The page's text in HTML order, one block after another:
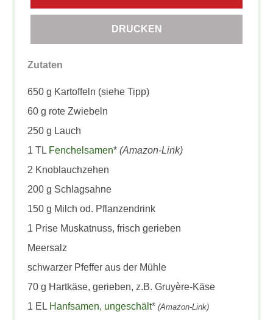
DRUCKEN
Zutaten
650 g Kartoffeln (siehe Tipp)
60 g rote Zwiebeln
250 g Lauch
1 TL Fenchelsamen* (Amazon-Link)
2 Knoblauchzehen
200 g Schlagsahne
150 g Milch od. Pflanzendrink
1 Prise Muskatnuss, frisch gerieben
Meersalz
schwarzer Pfeffer aus der Mühle
70 g Hartkäse, gerieben, z.B. Gruyère-Käse
1 EL Hanfsamen, ungeschält* (Amazon-Link)